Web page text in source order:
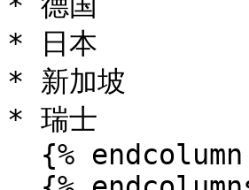
* 日本
* 新加坡
* 瑞士